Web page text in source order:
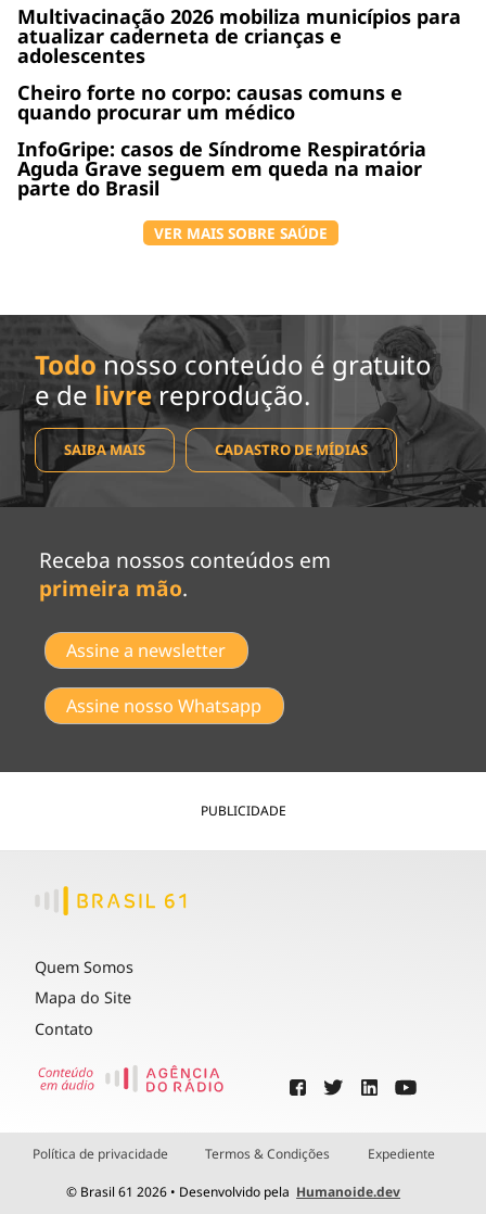
Multivacinação 2026 mobiliza municípios para
atualizar caderneta de crianças e
adolescentes
Cheiro forte no corpo: causas comuns e
quando procurar um médico
InfoGripe: casos de Síndrome Respiratória
Aguda Grave seguem em queda na maior
parte do Brasil
VER MAIS SOBRE SAÚDE
Todo nosso conteúdo é gratuito
e de livrereprodução.
SAIBA MAIS CADASTRO DE MÍDIAS
Receba nossos conteúdos em
primeira mão.
Assine a newsletter
Assine nosso Whatsapp
PUBLICIDADE
Quem Somos
Mapa do Site
Contato
Política de privacidade Termos & Condições Expediente
© Brasil 61 2026 • Desenvolvido pela Humanoide.dev